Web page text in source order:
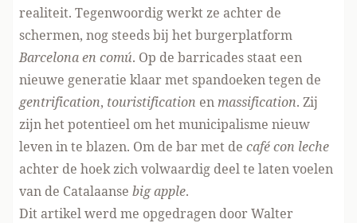
realiteit. Tegenwoordig werkt ze achter de
schermen, nog steeds bij het burgerplatform
Barcelona en comú. Op de barricades staat een
nieuwe generatie klaar met spandoeken tegen de
gentrification, touristification enmassification. Zij
zijn het potentieel om het municipalisme nieuw
leven in te blazen. Om de bar met de café con leche
achter de hoek zich volwaardig deel te laten voelen
van de Catalaanse big apple.
Dit artikel werd me opgedragen door Walter